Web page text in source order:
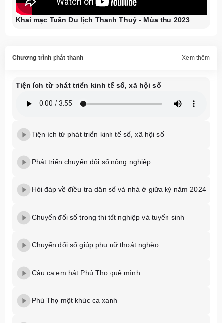
Khai mạc Tuần Du lịch Thanh Thuỷ - Mùa thu 2023
Chương trình phát thanh Xem thêm
Tiện ích từ phát triển kinh tế số, xã hội số
Tiện ích từ phát triển kinh tế số, xã hội số
Phát triển chuyển đổi số nông nghiệp
Hỏi đáp về điều tra dân số và nhà ở giữa kỳ năm 2024
Chuyển đổi số trong thi tốt nghiệp và tuyển sinh
Chuyển đối số giúp phụ nữ thoát nghèo
Câu ca em hát Phú Thọ quê mình
Phú Thọ một khúc ca xanh